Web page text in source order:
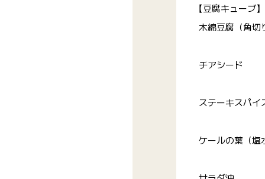
【豆腐キューブ】
木綿豆腐（角切
チアシード
ステーキスパイ
ケールの葉（塩